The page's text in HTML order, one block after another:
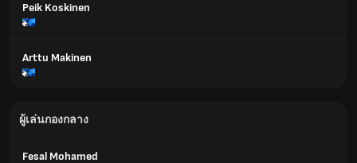
Peik Koskinen
Arttu Makinen
ผู้เล่นกองกลาง
Fesal Mohamed